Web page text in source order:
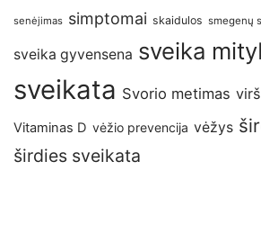
senėjimas simptomai skaidulos smegenų
sveika gyvensena sveika
sveikata Svorio metimas
Vitaminas D vėžio prevencija vėžys
širdies sveikata